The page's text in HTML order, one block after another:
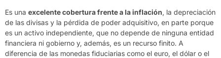
Es una excelente cobertura frente a la inflación, la depreciación
de las divisas y la pérdida de poder adquisitivo, en parte porque
es un activo independiente, que no depende de ninguna entidad
financiera ni gobierno y, además, es un recurso finito. A
diferencia de las monedas fiduciarias como el euro, el dólar o el